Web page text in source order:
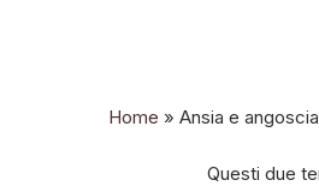
Home » Ansia e angoscia
Questi due